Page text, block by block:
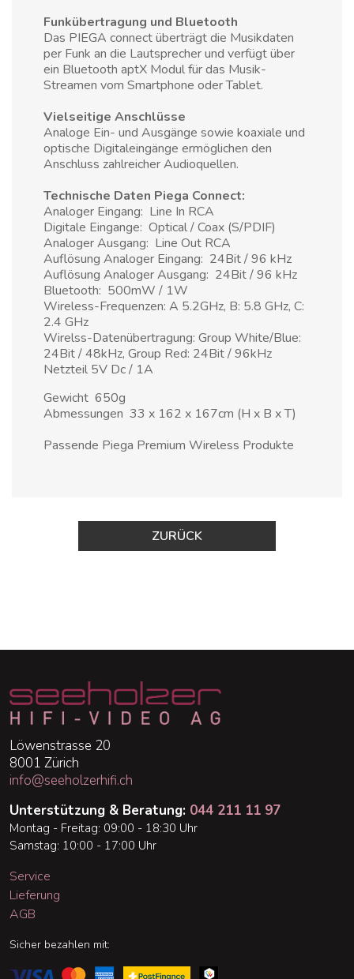
Funkübertragung und Bluetooth
Das PIEGA connect überträgt die Musikdaten
per Funk an die Lautsprecher und verfügt über
ein Bluetooth aptX Modul für das Musik-
Streamen vom Smartphone oder Tablet.
Vielseitige Anschlüsse
Analoge Ein- und Ausgänge sowie koaxiale und
optische Digitaleingänge ermöglichen den
Anschluss zahlreicher Audioquellen.
Technische Daten Piega Connect:
Analoger Eingang: Line In RCA
Digitale Eingange: Optical / Coax (S/PDIF)
Analoger Ausgang: Line Out RCA
Auflösung Analoger Eingang: 24Bit / 96 kHz
Auflösung Analoger Ausgang: 24Bit / 96 kHz
Bluetooth: 500mW / 1W
Wireless-Frequenzen: A 5.2GHz, B: 5.8 GHz, C:
2.4 GHz
Wirelss-Datenübertragung: Group White/Blue:
24Bit / 48kHz, Group Red: 24Bit / 96kHz
Netzteil 5V Dc / 1A
Gewicht 650g
Abmessungen 33 x 162 x 167cm (H x B x T)
Passende Piega Premium Wireless Produkte
ZURÜCK
Löwenstrasse 20
8001 Zürich
info@seeholzerhifi.ch
Unterstützung & Beratung: 044 211 11 97
Montag - Freitag: 09:00 - 18:30 Uhr
Samstag: 10:00 - 17:00 Uhr
Service
Lieferung
AGB
Sicher bezahlen mit: